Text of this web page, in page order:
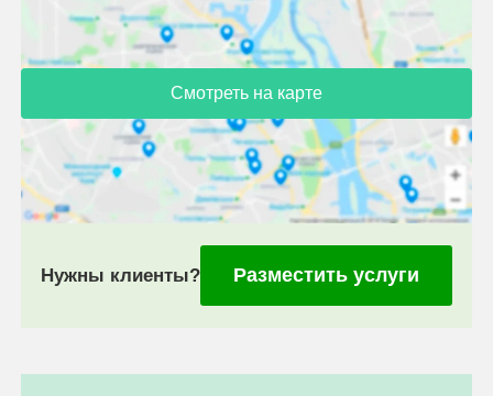
Смотреть на карте
Нужны клиенты? Разместить услуги